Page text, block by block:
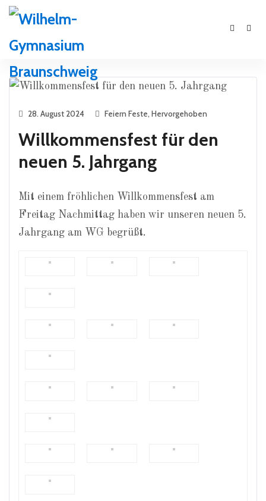
28. August 2024 Feiern Feste, Hervorgehoben
Willkommensfest für den
neuen 5. Jahrgang
Mit einem fröhlichen Willkommensfest am
Freitag Nachmittag haben wir unseren neuen 5.
Jahrgang am WG begrüßt.